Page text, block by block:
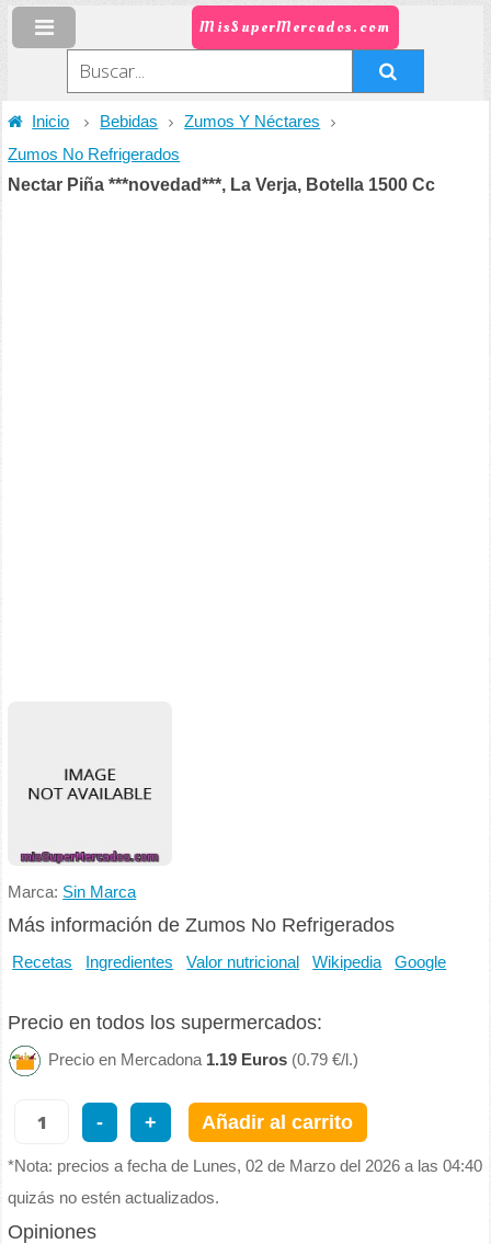
MisSuperMercados.com
Inicio Bebidas
Zumos Y Néctares
Zumos No Refrigerados
Nectar Piña ***novedad***, La Verja, Botella 1500 Cc
Marca: Sin Marca
Más información de Zumos No Refrigerados
Recetas Ingredientes Valor nutricional Wikipedia Google
Precio en todos los supermercados:
Precio en Mercadona 1.19 Euros (0.79 €/l.)
- + Añadir al carrito
*Nota: precios a fecha de Lunes, 02 de Marzo del 2026 a las 04:40
quizás no estén actualizados.
Opiniones